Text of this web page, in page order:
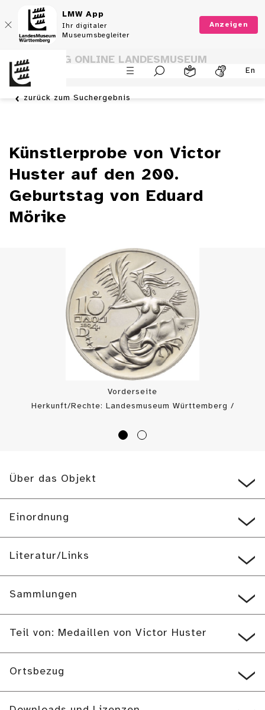
LMW App
Ihr digitaler
Museumsbegleiter
Anzeigen
En
SAMMLUNG ONLINE LANDESMUSEUM
WÜRTTEMBERG
zurück zum Suchergebnis
Künstlerprobe von Victor
Huster auf den 200.
Geburtstag von Eduard
Mörike
Vorderseite
Herkunft/Rechte: Landesmuseum Württemberg /
Über das Objekt
Einordnung
Literatur/Links
Sammlungen
Teil von: Medaillen von Victor Huster
Ortsbezug